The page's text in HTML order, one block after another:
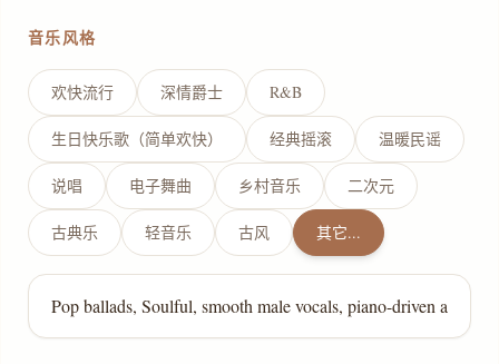
音乐风格
欢快流行 深情爵士 R&B
生日快乐歌（简单欢快） 经典摇滚 温暖民谣
说唱 电子舞曲 乡村音乐 二次元
古典乐 轻音乐 古风 其它...